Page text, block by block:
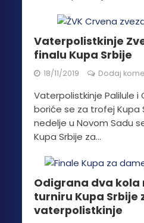
Vaterpolistkinje
finalu Kupa Srbije
18/11/2019 Dodaj
Vaterpolistkinje Palilule i
boriće se za trofej Kupa
nedelje u Novom Sadu
Kupa Srbije za...
Odigrana dva kola
turniru Kupa Srbije
vaterpolistkinje